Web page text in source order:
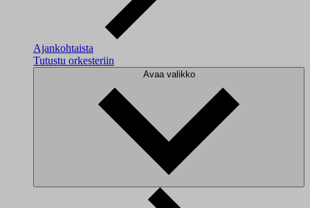
Ajankohtaista
Tutustu orkesteriin
Avaa valikko